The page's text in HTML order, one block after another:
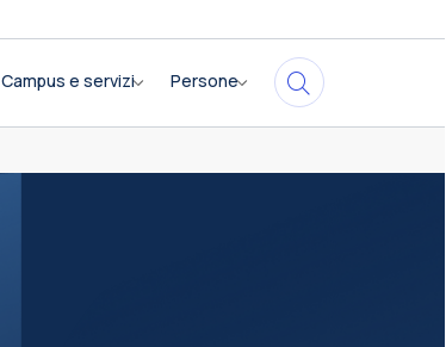
Campus e servizi Persone